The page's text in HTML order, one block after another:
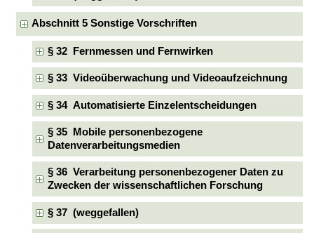
Abschnitt 5 Sonstige Vorschriften
§ 32 Fernmessen und Fernwirken
§ 33 Videoüberwachung und Videoaufzeichnung
§ 34 Automatisierte Einzelentscheidungen
§ 35 Mobile personenbezogene
Datenverarbeitungsmedien
§ 36 Verarbeitung personenbezogener Daten zu
Zwecken der wissenschaftlichen Forschung
§ 37 (weggefallen)